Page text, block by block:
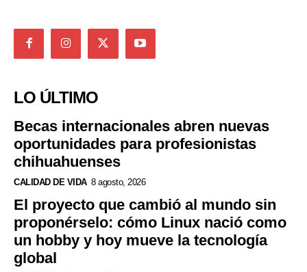
LO ÚLTIMO
Becas internacionales abren nuevas
oportunidades para profesionistas
chihuahuenses
CALIDAD DE VIDA 8 agosto, 2026
El proyecto que cambió al mundo sin
proponérselo: cómo Linux nació como
un hobby y hoy mueve la tecnología
global